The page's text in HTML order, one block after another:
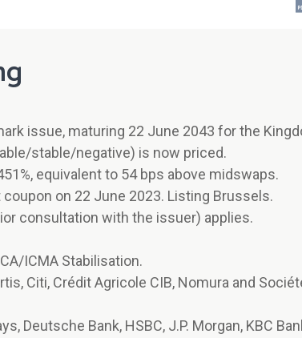
issue, maturing 22 June 2043 for the
stable/negative) is now priced.
equivalent to 54 bps above midswaps.
on 22 June 2023. Listing Brussels.
consultation with the issuer) applies.
ICMA Stabilisation.
Citi, Crédit Agricole CIB, Nomura and
Deutsche Bank, HSBC, J.P. Morgan, KBC